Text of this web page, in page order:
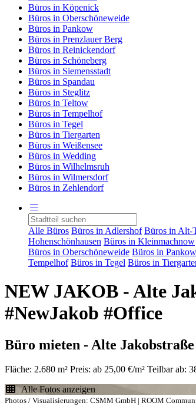
Büros in Köpenick
Büros in Oberschöneweide
Büros in Pankow
Büros in Prenzlauer Berg
Büros in Reinickendorf
Büros in Schöneberg
Büros in Siemensstadt
Büros in Spandau
Büros in Steglitz
Büros in Teltow
Büros in Tempelhof
Büros in Tegel
Büros in Tiergarten
Büros in Weißensee
Büros in Wedding
Büros in Wilhelmsruh
Büros in Wilmersdorf
Büros in Zehlendorf
Alle Büros Büros in Adlershof Büros in Alt-
Hohenschönhausen Büros in Kleinmachnow
Büros in Oberschöneweide Büros in Pankow
Tempelhof Büros in Tegel Büros in
NEW JAKOB - Alte
#NewJakob #Office
Büro mieten - Alte
Fläche: 2.680 m² Preis: ab 25,00 €/m² Teilbar ab:
Alle Fotos anzeigen
Photos / Visualisierungen: CSMM GmbH | ROOM